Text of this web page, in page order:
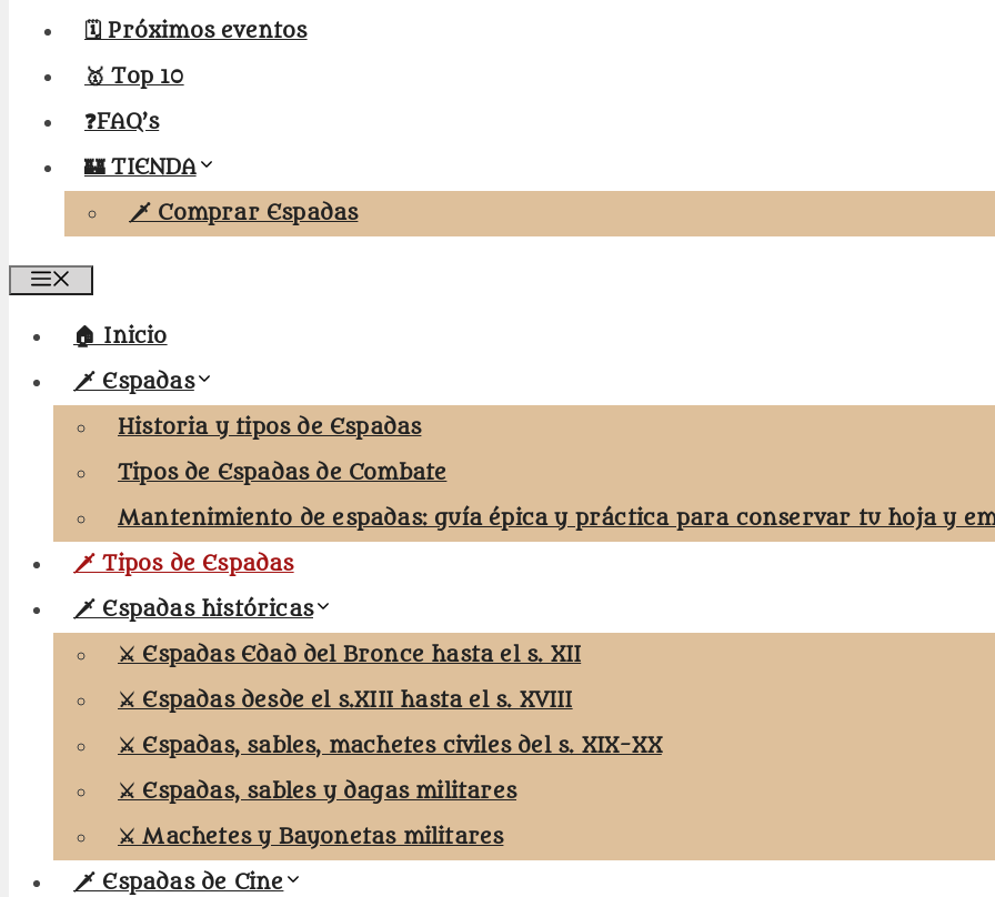
🗓️ Próximos eventos
🥇 Top 10
❓FAQ’s
🏰 TIENDA
🗡️ Comprar Espadas
🏠 Inicio
🗡️ Espadas
Historia y tipos de Espadas
Tipos de Espadas de Combate
Mantenimiento de espadas: guía épica y práctica para conservar tu hoja y
🗡️ Tipos de Espadas
🗡️ Espadas históricas
⚔️ Espadas Edad del Bronce hasta el s. XII
⚔️ Espadas desde el s.XIII hasta el s. XVIII
⚔️ Espadas, sables, machetes civiles del s. XIX-XX
⚔️ Espadas, sables y dagas militares
⚔️ Machetes y Bayonetas militares
🗡️ Espadas de Cine